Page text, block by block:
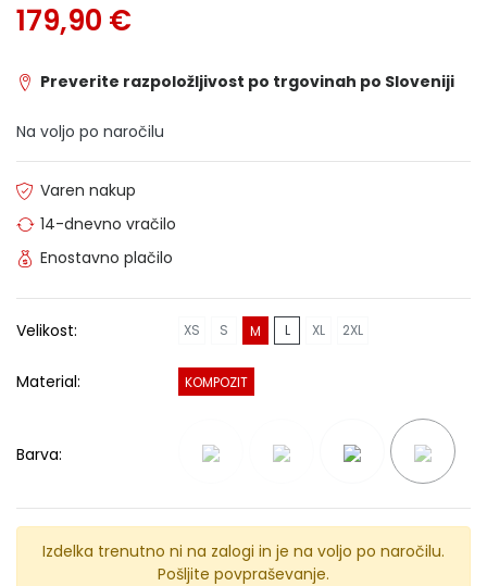
179,90 €
Preverite razpoložljivost po trgovinah po Sloveniji
Na voljo po naročilu
Varen nakup
14-dnevno vračilo
Enostavno plačilo
Velikost: XS S M L XL 2XL
Material: KOMPOZIT
Barva:
Izdelka trenutno ni na zalogi in je na voljo po naročilu.
Pošljite povpraševanje.